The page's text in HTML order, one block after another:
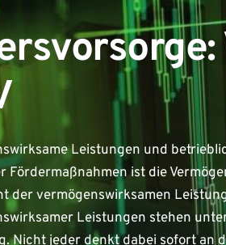
Leistungen und
Fördermaßnahmen ist die
der vermögenswirksamen
Leistungen stehen
Nicht jeder denkt dabei sofort an